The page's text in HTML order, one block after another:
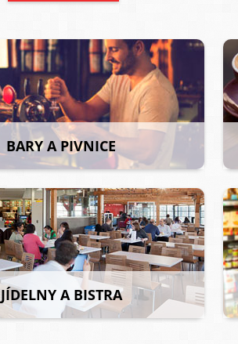
BARY A PIVNICE
JÍDELNY A BISTRA